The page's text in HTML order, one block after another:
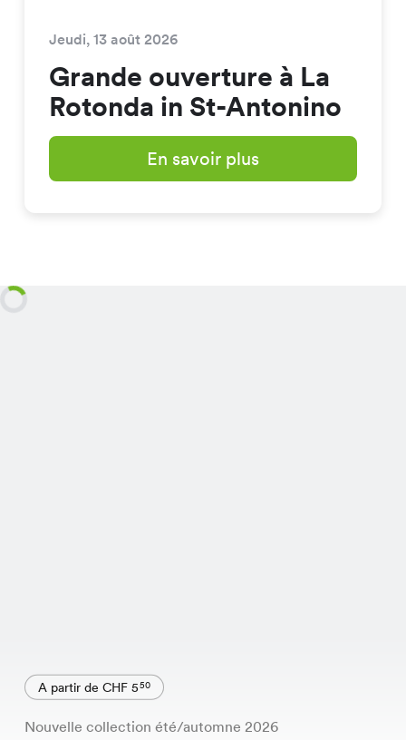
Jeudi, 13 août 2026
Grande ouverture à La
Rotonda in St-Antonino
En savoir plus
A partir de CHF 550
Nouvelle collection été/automne 2026